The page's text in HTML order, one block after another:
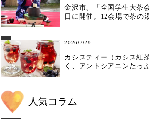
金沢市、「全国学生大茶
日に開催。12会場で茶の
2026/7/29
カシスティー（カシス紅
く、アントシアニンたっ
人気コラム